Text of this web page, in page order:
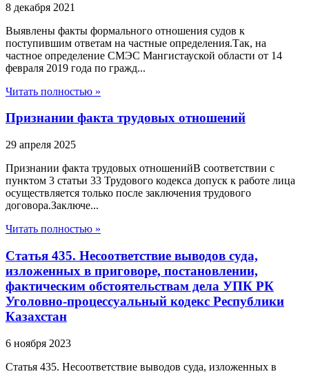
8 декабря 2021
Выявлены факты формального отношения судов к
поступившим ответам на частные определения.Так, на
частное определение СМЭС Мангистауской области от 14
февраля 2019 года по гражд...
Читать полностью »
Признании факта трудовых отношений
29 апреля 2025
Признании факта трудовых отношенийВ соответствии с
пунктом 3 статьи 33 Трудового кодекса допуск к работе лица
осуществляется только после заключения трудового
договора.Заключе...
Читать полностью »
Статья 435. Несоответствие выводов суда,
изложенных в приговоре, постановлении,
фактическим обстоятельствам дела УПК РК
Уголовно-процессуальный кодекс Республики
Казахстан
6 ноября 2023
Статья 435. Несоответствие выводов суда, изложенных в